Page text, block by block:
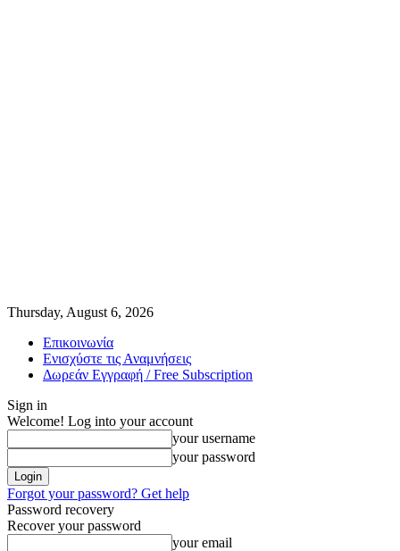
Thursday, August 6, 2026
Επικοινωνία
Ενισχύστε τις Αναμνήσεις
Δωρεάν Εγγραφή / Free Subscription
Sign in
Welcome! Log into your account
your username
your password
Forgot your password? Get help
Password recovery
Recover your password
your email